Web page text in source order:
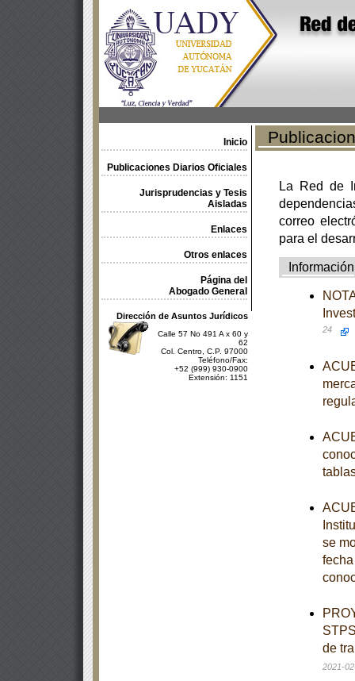
Inicio
Publicaciones Diarios Oficiales
Jurisprudencias y Tesis
Aisladas
Enlaces
Otros enlaces
Página del
Abogado General
Dirección de Asuntos Jurídicos
Calle 57 No 491 A x 60 y
62
Col. Centro, C.P. 97000
Teléfono/Fax:
+52 (999) 930-0900
Extensión: 1151
La Red de
correo
para el
Información
24
se
de
2021-